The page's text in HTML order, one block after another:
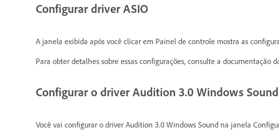
Configurar driver ASIO
A janela exibida após você clicar em Painel de controle mostra as
Para obter detalhes sobre essas configurações, consulte a
Configurar o driver Audition 3.0 Windows Sound
Você vai configurar o driver Audition 3.0 Windows Sound na janela